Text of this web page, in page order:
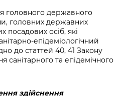
головного державного
головних державних
посадових осіб, які
епідеміологічний
до статтей 40, 41 Закону
санітарного та епідемічного
здійснення